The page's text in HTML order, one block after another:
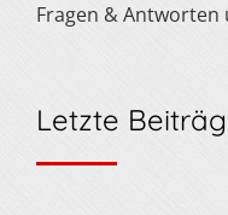
Fragen & Antworten
Letzte